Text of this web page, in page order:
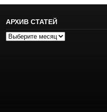
АРХИВ СТАТЕЙ
Архив